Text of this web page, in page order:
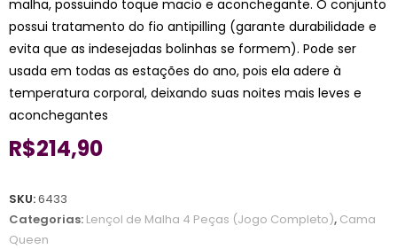
malha, possuindo toque macio e aconchegante. O conjunto
possui tratamento do fio antipilling (garante durabilidade e
evita que as indesejadas bolinhas se formem). Pode ser
usada em todas as estações do ano, pois ela adere à
temperatura corporal, deixando suas noites mais leves e
aconchegantes
R$214,90
SKU:6433
Categorias: Lençol de Malha 4 Peças (Jogo Completo), Cama
Queen